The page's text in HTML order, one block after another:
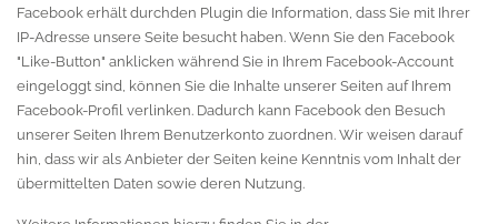
Facebook erhält durchden Plugin die Information, dass Sie mit Ihrer
IP-Adresse unsere Seite besucht haben. Wenn Sie den Facebook
"Like-Button" anklicken während Sie in Ihrem Facebook-Account
eingeloggt sind, können Sie die Inhalte unserer Seiten auf Ihrem
Facebook-Profil verlinken. Dadurch kann Facebook den Besuch
unserer Seiten Ihrem Benutzerkonto zuordnen. Wir weisen darauf
hin, dass wir als Anbieter der Seiten keine Kenntnis vom Inhalt der
übermittelten Daten sowie deren Nutzung.